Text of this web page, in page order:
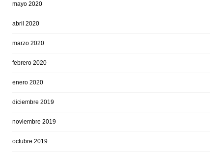
mayo 2020
abril 2020
marzo 2020
febrero 2020
enero 2020
diciembre 2019
noviembre 2019
octubre 2019